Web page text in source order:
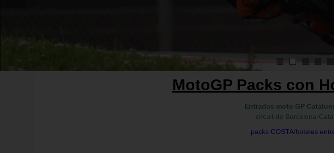
MotoGP Packs con
Entradas moto GP
circuit de Barcelona-
packs COSTA/hoteles